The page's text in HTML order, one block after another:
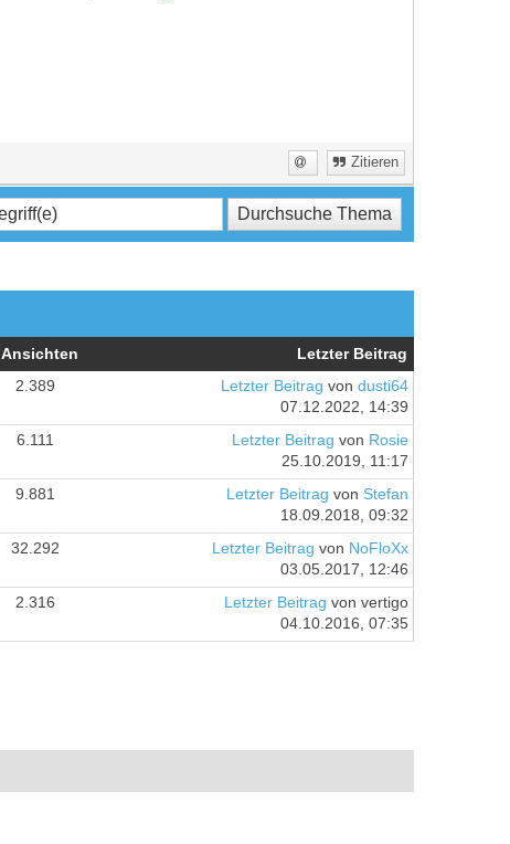
Zitieren
Ansichten Letzter Beitrag
2.389 Letzter Beitrag von dusti64
07.12.2022, 14:39
6.111 Letzter Beitrag von Rosie
25.10.2019, 11:17
9.881 Letzter Beitrag von Stefan
18.09.2018, 09:32
32.292 Letzter Beitrag von NoFloXx
03.05.2017, 12:46
2.316 Letzter Beitrag von vertigo
04.10.2016, 07:35